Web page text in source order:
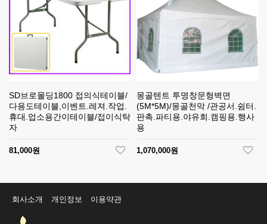
SD브로몰딩1800 접의식테이블/
다용도테이블,이벤트.레져.작업.
휴대.업소용간이테이블/접이식탁
자
81,000원
몽골텐트 투명창문형벽면
(5M*5M)/몽골천막 /관공서.쉼터.
판촉.파티용.야유회.캠핑용.행사
용
1,070,000원
회사소개 개인정보 이용약관